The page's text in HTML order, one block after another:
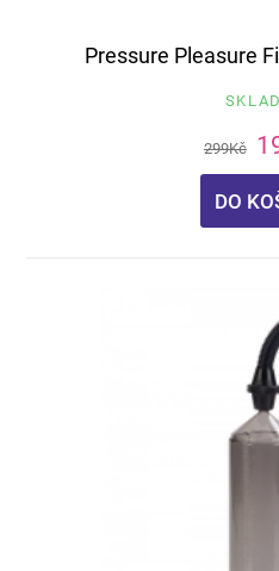
Pressure Pleasure
299Kč
DO